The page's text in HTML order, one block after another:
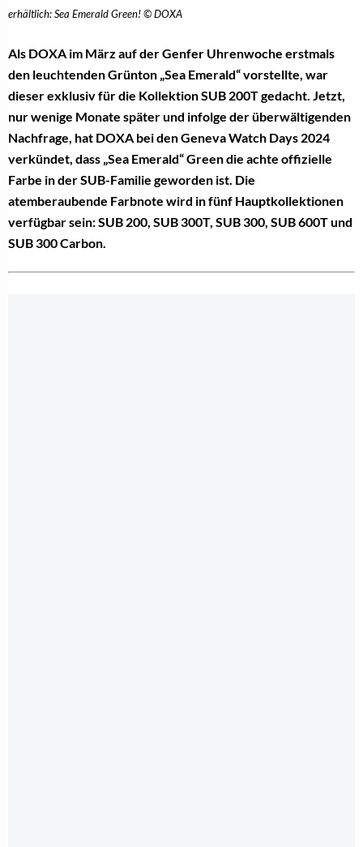
erhältlich: Sea Emerald Green! © DOXA
Als DOXA im März auf der Genfer Uhrenwoche erstmals
den leuchtenden Grünton „Sea Emerald“ vorstellte, war
dieser exklusiv für die Kollektion SUB 200T gedacht. Jetzt,
nur wenige Monate später und infolge der überwältigenden
Nachfrage, hat DOXA bei den Geneva Watch Days 2024
verkündet, dass „Sea Emerald“ Green die achte offizielle
Farbe in der SUB-Familie geworden ist. Die
atemberaubende Farbnote wird in fünf Hauptkollektionen
verfügbar sein: SUB 200, SUB 300T, SUB 300, SUB 600T und
SUB 300 Carbon.